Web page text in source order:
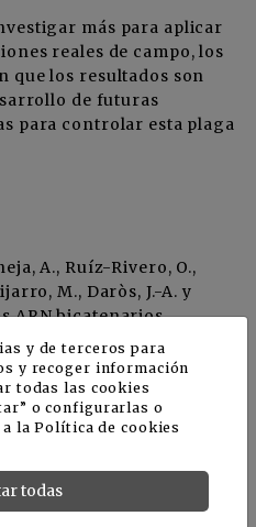
más para aplicar
reales de campo, los
que los resultados son
de futuras
para controlar esta plaga
A., Ruíz-Rivero, O.,
M., Daròs, J.-A. y
ARN bicatenarios
la mortalidad en la
aberiae. Pest
y de terceros para
y recoger información
todas las cookies
o configurarlas o
a laPolítica de cookies
todas